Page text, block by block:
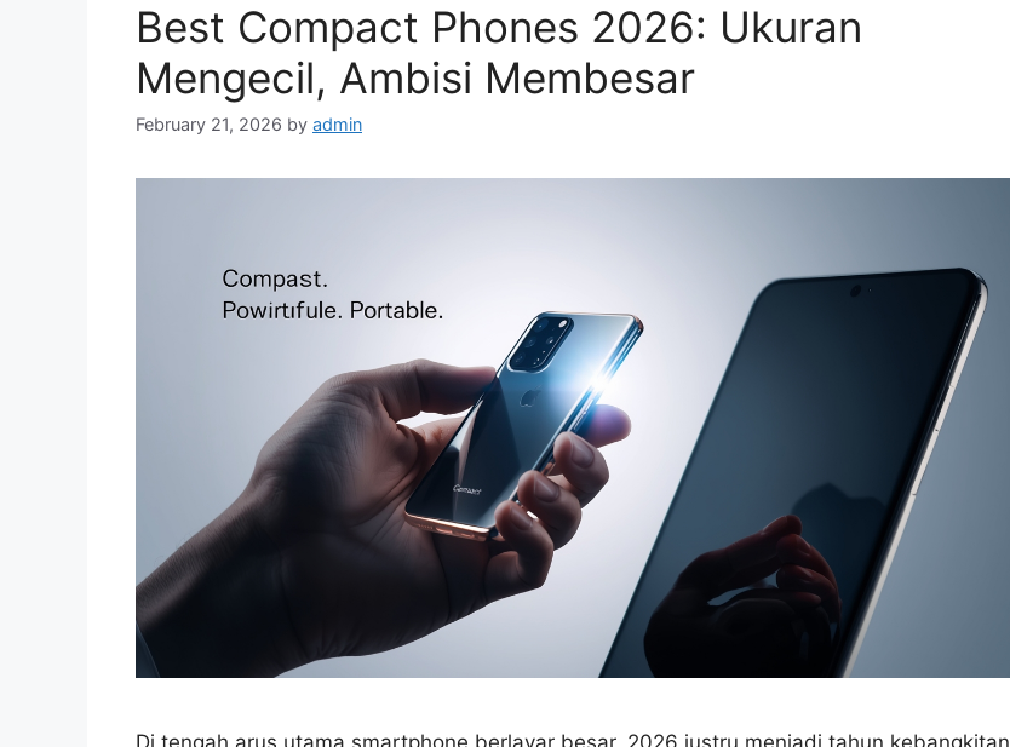
Best Compact Phones 2026: Ukuran
Mengecil, Ambisi Membesar
February 21, 2026 by admin